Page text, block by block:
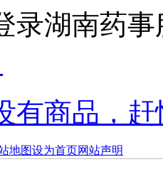
录湖南药
有商品，
地图设为首页网站声明